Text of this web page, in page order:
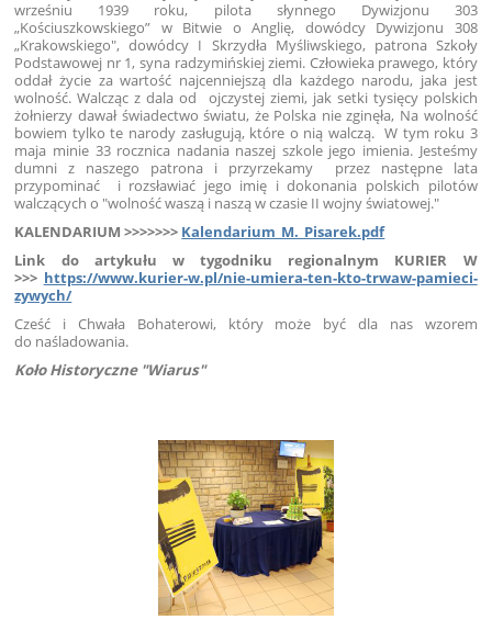
wrześniu 1939 roku, pilota słynnego Dywizjonu 303
„Kościuszkowskiego” w Bitwie o Anglię, dowódcy Dywizjonu 308
„Krakowskiego", dowódcy I Skrzydła Myśliwskiego, patrona Szkoły
Podstawowej nr 1, syna radzymińskiej ziemi. Człowieka prawego, który
oddał życie za wartość najcenniejszą dla każdego narodu, jaka jest
wolność. Walcząc z dala od ojczystej ziemi, jak setki tysięcy polskich
żołnierzy dawał świadectwo światu, że Polska nie zginęła, Na wolność
bowiem tylko te narody zasługują, które o nią walczą. W tym roku 3
maja minie 33 rocznica nadania naszej szkole jego imienia. Jesteśmy
dumni z naszego patrona i przyrzekamy przez następne lata
przypominać i rozsławiać jego imię i dokonania polskich pilotów
walczących o "wolność waszą i naszą w czasie II wojny światowej."
KALENDARIUM >>>>>>> Kalendarium_M._Pisarek.pdf
Link do artykułu w tygodniku regionalnym KURIER W
>>> https://www.kurier-w.pl/nie-umiera-ten-kto-trwaw-pamieci-
zywych/
Cześć i Chwała Bohaterowi, który może być dla nas wzorem
do naśladowania.
Koło Historyczne "Wiarus"